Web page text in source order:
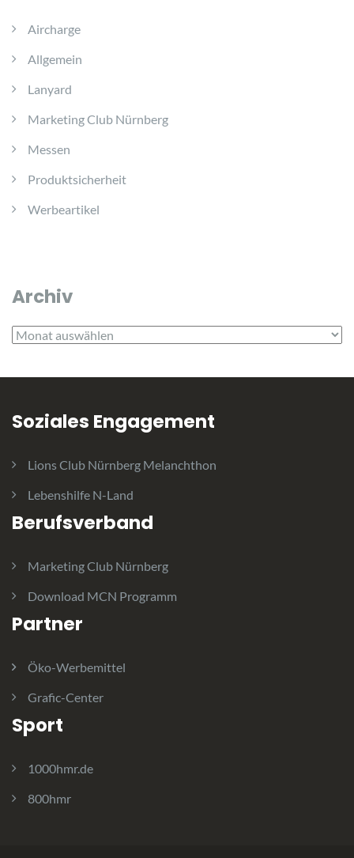
Aircharge
Allgemein
Lanyard
Marketing Club Nürnberg
Messen
Produktsicherheit
Werbeartikel
Archiv
Archiv
Soziales Engagement
Lions Club Nürnberg Melanchthon
Lebenshilfe N-Land
Berufsverband
Marketing Club Nürnberg
Download MCN Programm
Partner
Öko-Werbemittel
Grafic-Center
Sport
1000hmr.de
800hmr